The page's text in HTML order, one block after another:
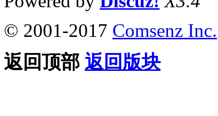
© 2001-2017 Comsenz Inc.
返回顶部 返回版块